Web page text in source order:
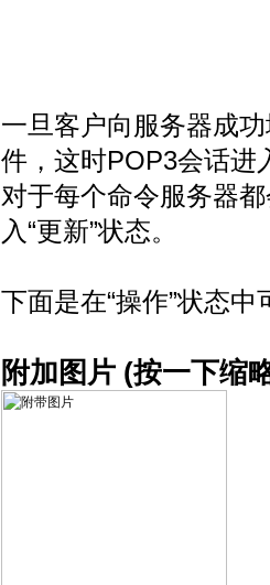
一旦客户向服务器成
件，这时POP3会话进
对于每个命令服务器
入“更新”状态。
下面是在“操作”状态中
附加图片 (按一下缩